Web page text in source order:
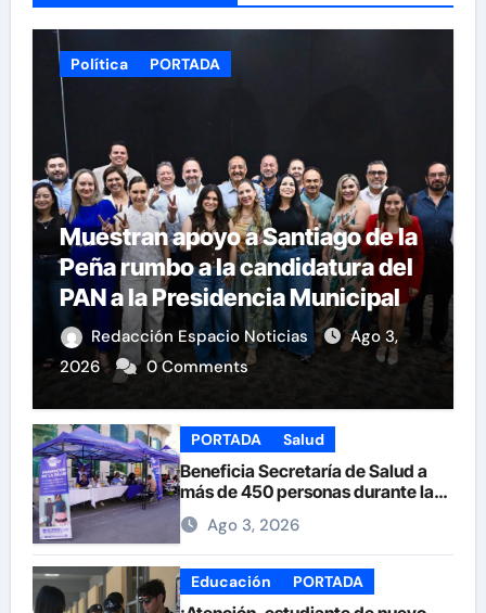
Política PORTADA
Muestran apoyo a Santiago de la
Peña rumbo a la candidatura del
PAN a la Presidencia Municipal
Redacción Espacio Noticias
Ago 3,
2026
0 Comments
PORTADA Salud
Beneficia Secretaría de Salud a
más de 450 personas durante la
Feria de la Salud en la Plaza de
ArmasAgo 3, 2026
Educación PORTADA